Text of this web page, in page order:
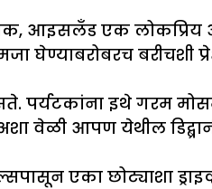
आइसलँड एक
घेण्याबरोबरच बरीचशी
पर्यटकांना इथे गरम
आपण येथील
एका छोट्याशा